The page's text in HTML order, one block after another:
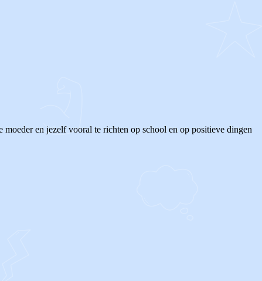
en jezelf vooral te richten op school en op positieve dingen